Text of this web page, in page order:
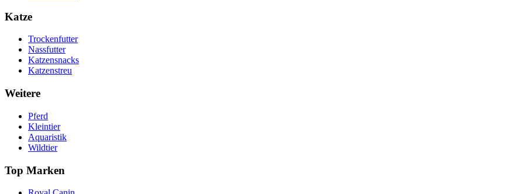
Katze
Trockenfutter
Nassfutter
Katzensnacks
Katzenstreu
Weitere
Pferd
Kleintier
Aquaristik
Wildtier
Top Marken